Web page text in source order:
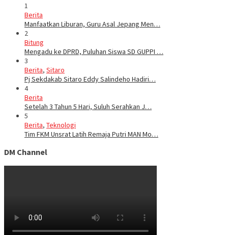
1
Berita
Manfaatkan Liburan, Guru Asal Jepang Men…
2
Bitung
Mengadu ke DPRD, Puluhan Siswa SD GUPPI …
3
Berita, Sitaro
Pj Sekdakab Sitaro Eddy Salindeho Hadiri…
4
Berita
Setelah 3 Tahun 5 Hari, Suluh Serahkan J…
5
Berita, Teknologi
Tim FKM Unsrat Latih Remaja Putri MAN Mo…
DM Channel